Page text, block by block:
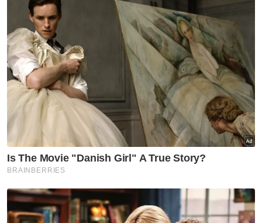
Menurut kenyataan itu, inisiatif tersebut
secara langsung akan memberi manfaat
kepada warga peneroka terutama dari segi
pendapatan.
Kenyataan tersebut juga memaklumkan
pengurusan di peringkat wilayah dan
rancangan itu siap siaga membantu warga
peneroka yang mempunyai kekeliruan
laman sesawang aduan Felda di
felda.spab.gov.my atau aplikasi WhatsApp